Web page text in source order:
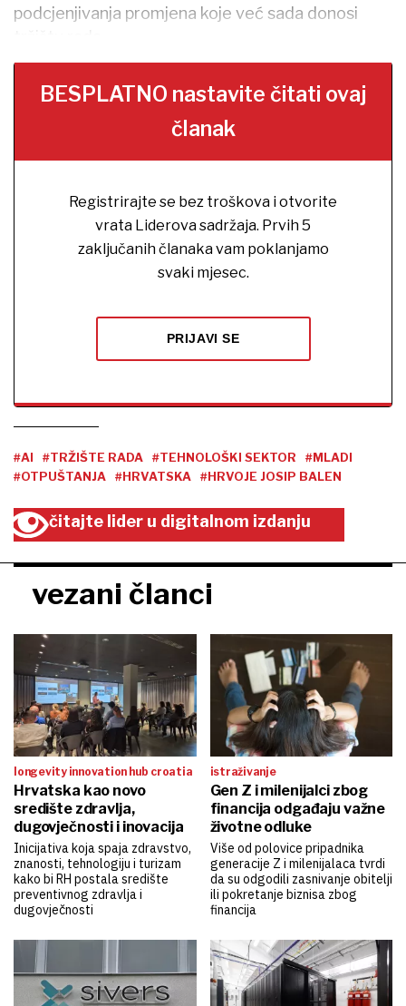
podcjenjivanja promjena koje već sada donosi
BESPLATNO nastavite čitati ovaj
članak
Registrirajte se bez troškova i otvorite
vrata Liderova sadržaja. Prvih 5
zaključanih članaka vam poklanjamo
svaki mjesec.
PRIJAVI SE
#AI #TRŽIŠTE RADA #TEHNOLOŠKI SEKTOR
#MLADI
#OTPUŠTANJA
#HRVATSKA #HRVOJE JOSIP BALEN
čitajte lider u digitalnom izdanju
vezani članci
longevity innovation hub croatia
Hrvatska kao novo
središte zdravlja,
dugovječnosti i inovacija
Inicijativa koja spaja zdravstvo,
znanosti, tehnologiju i turizam
kako bi RH postala središte
preventivnog zdravlja i
dugovječnosti
istraživanje
Gen Z i milenijalci zbog
financija odgađaju važne
životne odluke
Više od polovice pripadnika
generacije Z i milenijalaca tvrdi
da su odgodili zasnivanje obitelji
ili pokretanje biznisa zbog
financija